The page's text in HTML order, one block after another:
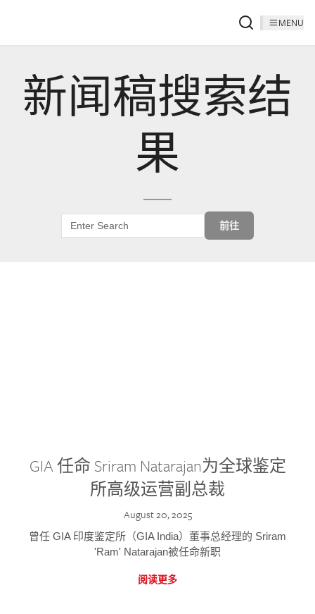
MENU
新闻稿搜索结
果
前往
GIA 任命 Sriram Natarajan为全球鉴定
所高级运营副总裁
August 20, 2025
曾任 GIA 印度鉴定所（GIA India）董事总经理的 Sriram
'Ram' Natarajan被任命新职
阅读更多